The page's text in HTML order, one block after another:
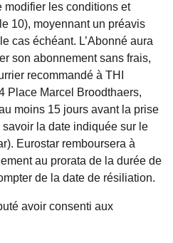
modifier les conditions et
10), moyennant un préavis
cas échéant. L’Abonné aura
son abonnement sans frais,
recommandé à THI
Place Marcel Broodthaers,
moins 15 jours avant la prise
savoir la date indiquée sur le
Eurostar remboursera à
au prorata de la durée de
de la date de résiliation.
avoir consenti aux